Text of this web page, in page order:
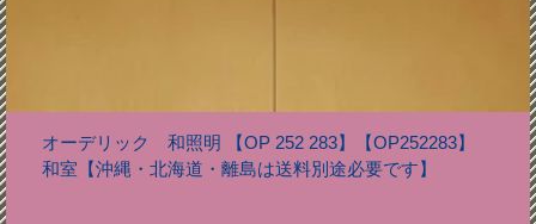
オーデリック 和照明 【OP 252 283】【OP252283】
和室【沖縄・北海道・離島は送料別途必要です】